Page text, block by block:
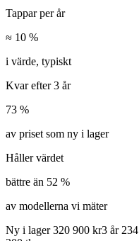
Tappar per år
≈ 10 %
i värde, typiskt
Kvar efter 3 år
73 %
av priset som ny i lager
Håller värdet
bättre än 52 %
av modellerna vi mäter
Ny i lager 320 900 kr3 år